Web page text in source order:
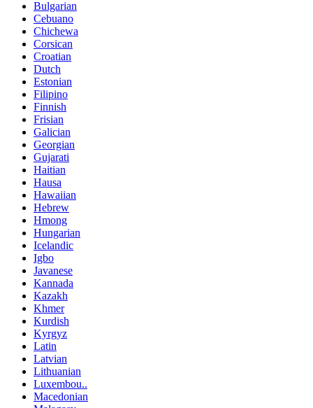
Bulgarian
Cebuano
Chichewa
Corsican
Croatian
Dutch
Estonian
Filipino
Finnish
Frisian
Galician
Georgian
Gujarati
Haitian
Hausa
Hawaiian
Hebrew
Hmong
Hungarian
Icelandic
Igbo
Javanese
Kannada
Kazakh
Khmer
Kurdish
Kyrgyz
Latin
Latvian
Lithuanian
Luxembou..
Macedonian